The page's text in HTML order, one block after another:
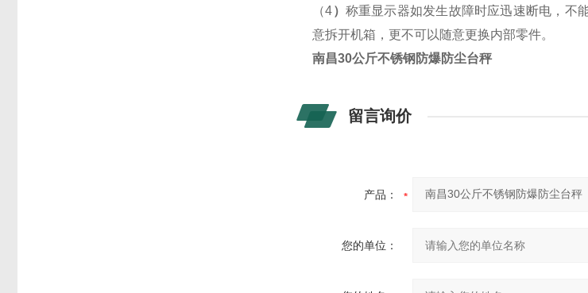
（4） 称重显示器如发生故障时应迅速断电，不
意拆开机箱，更不可以随意更换内部零件。
南昌30公斤不锈钢防爆防尘台秤
留言询价
产品：
您的单位：